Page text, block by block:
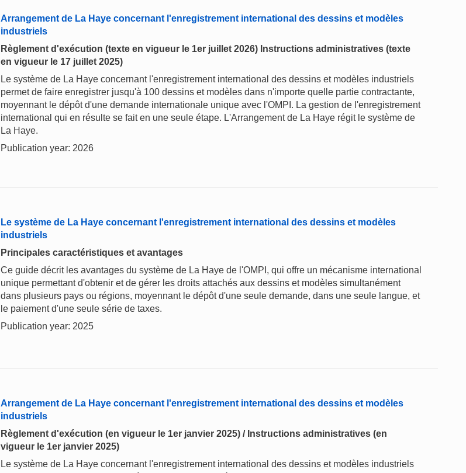
Arrangement de La Haye concernant l'enregistrement international des dessins et modèles
industriels
Règlement d'exécution (texte en vigueur le 1er juillet 2026) Instructions administratives (texte
en vigueur le 17 juillet 2025)
Le système de La Haye concernant l'enregistrement international des dessins et modèles industriels
permet de faire enregistrer jusqu'à 100 dessins et modèles dans n'importe quelle partie contractante,
moyennant le dépôt d'une demande internationale unique avec l'OMPI. La gestion de l'enregistrement
international qui en résulte se fait en une seule étape. L'Arrangement de La Haye régit le système de
La Haye.
Publication year: 2026
Le système de La Haye concernant l'enregistrement international des dessins et modèles
industriels
Principales caractéristiques et avantages
Ce guide décrit les avantages du système de La Haye de l'OMPI, qui offre un mécanisme international
unique permettant d'obtenir et de gérer les droits attachés aux dessins et modèles simultanément
dans plusieurs pays ou régions, moyennant le dépôt d'une seule demande, dans une seule langue, et
le paiement d'une seule série de taxes.
Publication year: 2025
Arrangement de La Haye concernant l'enregistrement international des dessins et modèles
industriels
Règlement d'exécution (en vigueur le 1er janvier 2025) / Instructions administratives (en
vigueur le 1er janvier 2025)
Le système de La Haye concernant l'enregistrement international des dessins et modèles industriels